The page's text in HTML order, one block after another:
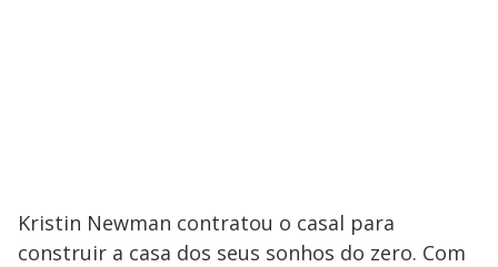
Kristin Newman contratou o casal para
construir a casa dos seus sonhos do zero. Com